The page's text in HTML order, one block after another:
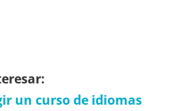
un curso de idiomas